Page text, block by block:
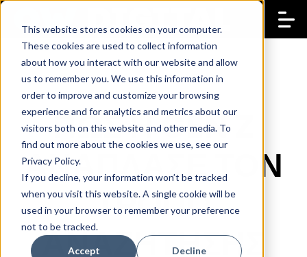
This website stores cookies on your computer.
These cookies are used to collect information
about how you interact with our website and allow
us to remember you. We use this information in
order to improve and customize your browsing
experience and for analytics and metrics about our
visitors both on this website and other media. To
find out more about the cookies we use, see our
Privacy Policy.
If you decline, your information won’t be tracked
when you visit this website. A single cookie will be
used in your browser to remember your preference
not to be tracked.
Accept Decline
ΠΩΣ Η GEN Z
ΑΝΑΠΛΑΣΕ ΤΟΝ
ΤΡΟΠΟ
ΑΝΑΖΗΤΗΣΗΣ